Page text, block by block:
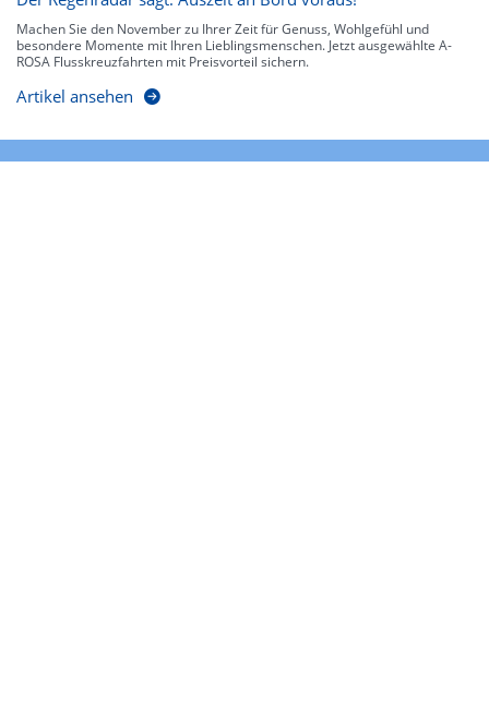
Machen Sie den November zu Ihrer Zeit für Genuss, Wohlgefühl und
besondere Momente mit Ihren Lieblingsmenschen. Jetzt ausgewählte A-
ROSA Flusskreuzfahrten mit Preisvorteil sichern.
Artikel ansehen